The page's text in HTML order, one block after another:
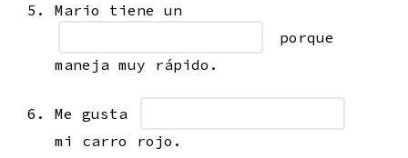
Mario tiene un
porque
maneja muy rápido.
Me gusta
mi carro rojo.